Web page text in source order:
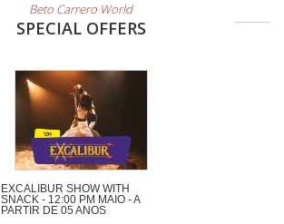
Beto Carrero World
SPECIAL OFFERS
EXCALIBUR SHOW WITH
SNACK - 12:00 PM MAIO - A
PARTIR DE 05 ANOS